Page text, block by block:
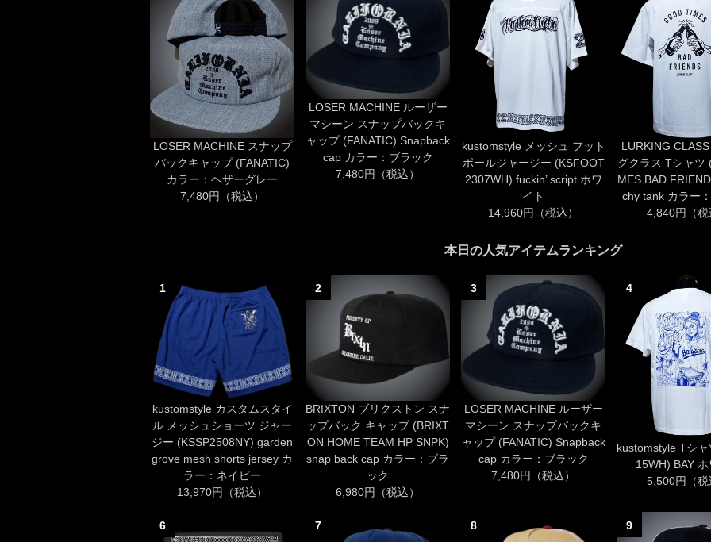
LOSER MACHINE スナップ
バックキャップ (FANATIC)
カラー：ヘザーグレー
7,480円（税込）
LOSER MACHINE ルーザー
マシーン スナップバックキ
ャップ (FANATIC) Snapback
cap カラー：ブラック
7,480円（税込）
kustomstyle メッシュ フット
ボールジャージー (KSFOOT
2307WH) fuckin’ script ホワ
イト
14,960円（税込）
LURKING
グクラス Tシャツ
MES BAD
chy tank カラー
4,840円（税
本日の人気アイテムランキング
1
kustomstyle カスタムスタイ
ル メッシュショーツ ジャー
ジー (KSSP2508NY) garden
grove mesh shorts jersey カ
ラー：ネイビー
13,970円（税込）
2
BRIXTON ブリクストン スナ
ップバック キャップ (BRIXT
ON HOME TEAM HP SNPK)
snap back cap カラー：ブラ
ック
6,980円（税込）
3
LOSER MACHINE ルーザー
マシーン スナップバックキ
ャップ (FANATIC) Snapback
cap カラー：ブラック
7,480円（税込）
4
kustomstyle Tシ
15WH) BAY
5,500円（税
6 7 8 9